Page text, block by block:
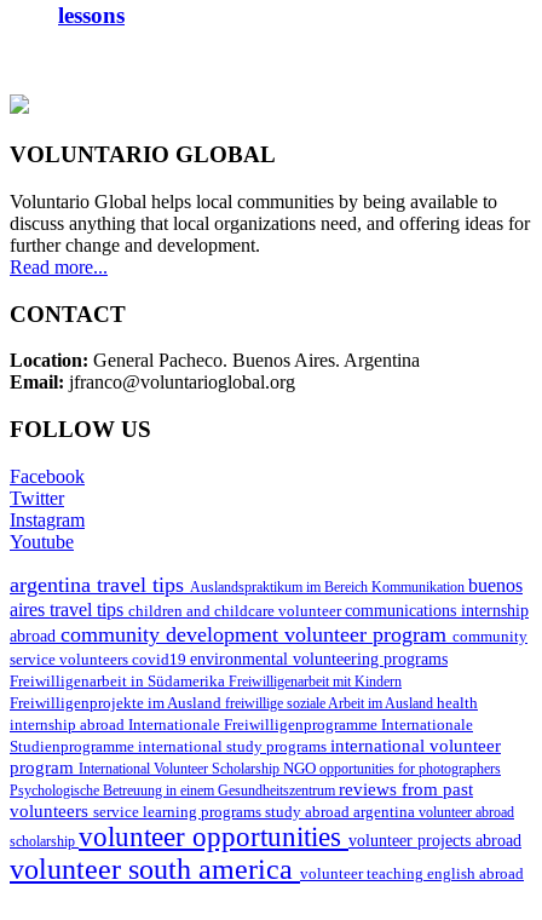
lessons
VOLUNTARIO GLOBAL
Voluntario Global helps local communities by being available to
discuss anything that local organizations need, and offering ideas for
further change and development.
Read more...
CONTACT
Location: General Pacheco. Buenos Aires. Argentina
Email: jfranco@voluntarioglobal.org
FOLLOW US
Facebook
Twitter
Instagram
Youtube
argentina travel tips Auslandspraktikum im Bereich Kommunikation buenos
aires travel tips children and childcare volunteercommunications internship
abroad community development volunteer program community
service volunteers covid19 environmental volunteering programs
Freiwilligenarbeit in Südamerika Freiwilligenarbeit mit Kindern
Freiwilligenprojekte im Ausland freiwillige soziale Arbeit im Ausland health
internship abroad Internationale Freiwilligenprogramme Internationale
Studienprogramme international study programs international volunteer
program International Volunteer Scholarship NGO opportunities for photographers
Psychologische Betreuung in einem Gesundheitszentrum reviews from past
volunteers service learning programs study abroad argentina volunteer abroad
scholarship volunteer opportunities volunteer projects abroad
volunteer south america volunteer teaching english abroad